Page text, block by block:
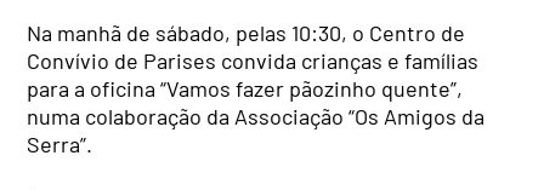
Na manhã de sábado, pelas 10:30, o Centro de
Convívio de Parises convida crianças e famílias
para a oficina “Vamos fazer pãozinho quente”,
numa colaboração da Associação “Os Amigos da
Serra”.